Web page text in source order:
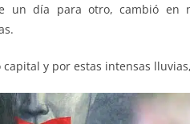
un día para otro, cambió en
capital y por estas intensas